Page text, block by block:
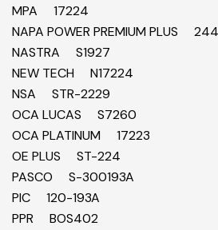
MPA 17224
NAPA POWER PREMIUM PLUS
NASTRA S1927
NEW TECH N17224
NSA STR-2229
OCA LUCAS S7260
OCA PLATINUM 17223
OE PLUS ST-224
PASCO S-300193A
PIC 120-193A
PPR BOS402